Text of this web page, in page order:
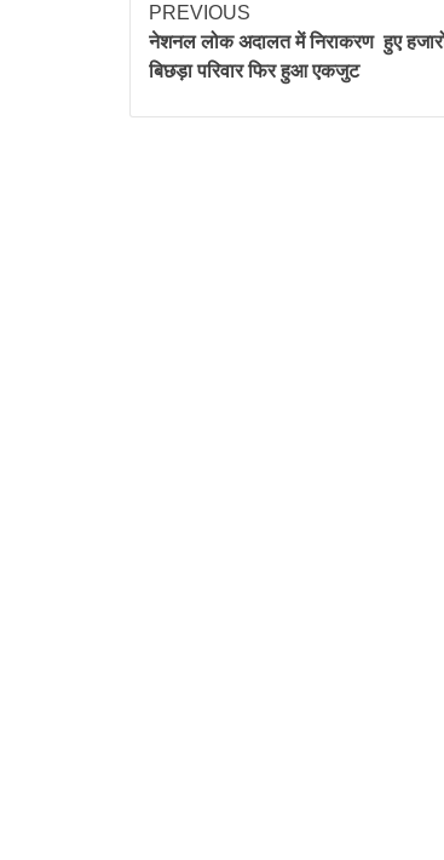
PREVIOUS
नेशनल लोक अदालत में निराकरण हुए
बिछड़ा परिवार फिर हुआ एकजुट